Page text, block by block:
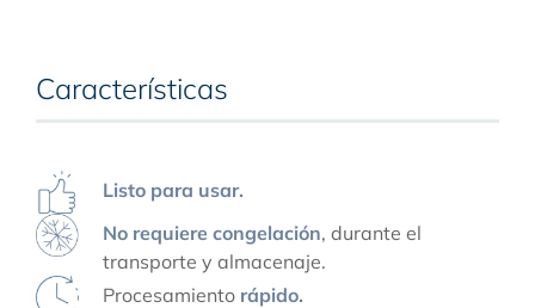
Características
Listo para usar.
No requiere congelación, durante el
transporte y almacenaje.
Procesamiento rápido.